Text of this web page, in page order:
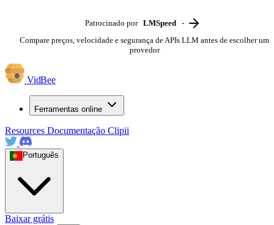
Patrocinado por LMSpeed -
Compare preços, velocidade e segurança de APIs LLM antes de escolher um
provedor
VidBee
Ferramentas online
Resources Documentação Clipii
Português
Baixar grátis